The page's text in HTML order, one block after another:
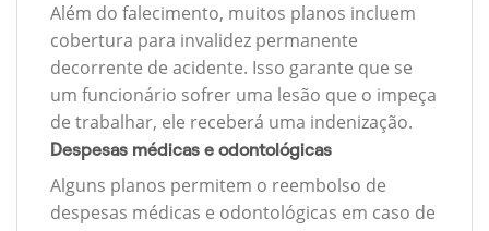
Além do falecimento, muitos planos incluem
cobertura para invalidez permanente
decorrente de acidente. Isso garante que se
um funcionário sofrer uma lesão que o impeça
de trabalhar, ele receberá uma indenização.
Despesas médicas e odontológicas
Alguns planos permitem o reembolso de
despesas médicas e odontológicas em caso de